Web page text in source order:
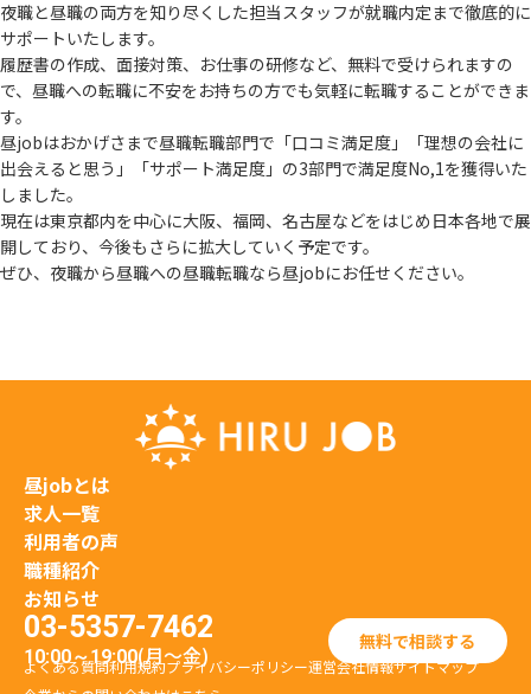
夜職と昼職の両方を知り尽くした担当スタッフが就職内定まで徹底的に
サポートいたします。
履歴書の作成、面接対策、お仕事の研修など、無料で受けられますの
で、 昼職への転職に不安をお持ちの方でも気軽に転職することができま
す。
昼jobはおかげさまで昼職転職部門で「口コミ満足度」「理想の会社に
出会えると思う」
「サポート満足度」の3部門で満足度No,1を獲得いた
しました。
現在は東京都内を中心に大阪、福岡、名古屋などをはじめ日本各地で展
開しており、 今後もさらに拡大していく予定です。
ぜひ、夜職から昼職への昼職転職なら昼jobにお任せください。
昼jobとは
求人一覧
利用者の声
職種紹介
お知らせ
03-5357-7462
10:00～19:00(月〜金) 無料で相談する
よくある質問利用規約プライバシーポリシー運営会社情報サイトマップ